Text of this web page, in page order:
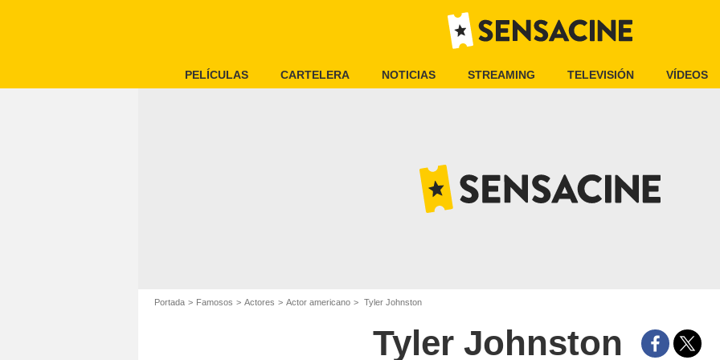
PELÍCULAS CARTELERA NOTICIAS STREAMING TELEVISIÓN VÍDEOS
Portada Famosos Actores Actor americano Tyler Johnston
Tyler Johnston